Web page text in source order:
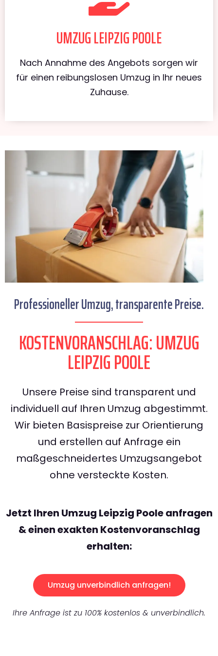
UMZUG LEIPZIG POOLE
Nach Annahme des Angebots sorgen wir
für einen reibungslosen Umzug in Ihr neues
Zuhause.
Professioneller Umzug, transparente Preise.
KOSTENVORANSCHLAG: UMZUG
LEIPZIG POOLE
Unsere Preise sind transparent und
individuell auf Ihren Umzug abgestimmt.
Wir bieten Basispreise zur Orientierung
und erstellen auf Anfrage ein
maßgeschneidertes Umzugsangebot
ohne versteckte Kosten.
Jetzt Ihren Umzug Leipzig Poole anfragen
& einen exakten Kostenvoranschlag
erhalten:
Umzug unverbindlich anfragen!
Ihre Anfrage ist zu 100% kostenlos & unverbindlich.